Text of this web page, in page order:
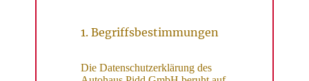
1. Begriffsbestimmungen
Die Datenschutzerklärung des